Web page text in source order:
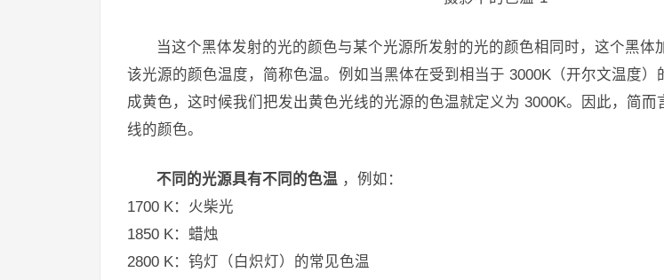
当这个黑体发射的光的颜色与某个光源所发射的光的颜色相同时，这个黑体
该光源的颜色温度，简称色温。例如当黑体在受到相当于 3000K（开尔文温度）
成黄色，这时候我们把发出黄色光线的光源的色温就定义为 3000K。因此，简而
线的颜色。
不同的光源具有不同的色温 ，例如：
1700 K：火柴光
1850 K：蜡烛
2800 K：钨灯（白炽灯）的常见色温